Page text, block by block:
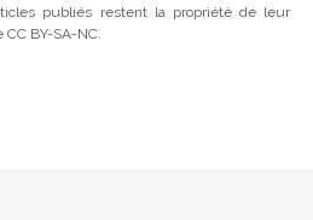
publiés restent la propriété de leur
BY-SA-NC.